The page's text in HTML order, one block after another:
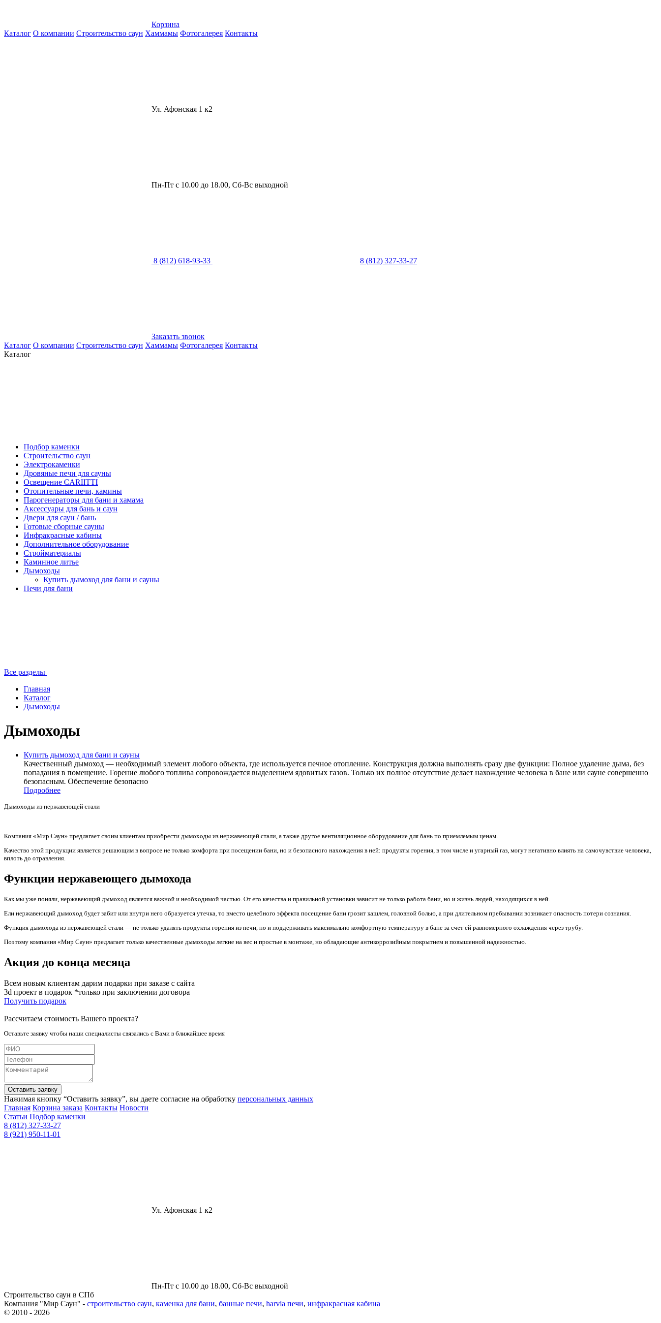
Корзина
Каталог О компании Строительство саун Хаммамы Фотогалерея Контакты
Ул. Афонская 1 к2
Пн-Пт с 10.00 до 18.00, Сб-Вс выходной
8 (812) 618-93-33 8 (812) 327-33-27
Заказать звонок
Каталог О компании Строительство саун Хаммамы Фотогалерея Контакты
Каталог
Подбор каменки
Строительство саун
Электрокаменки
Дровяные печи для сауны
Освещение CARIITTI
Отопительные печи, камины
Парогенераторы для бани и хамама
Аксессуары для бань и саун
Двери для саун / бань
Готовые сборные сауны
Инфракрасные кабины
Дополнительное оборудование
Стройматериалы
Каминное литье
Дымоходы
Купить дымоход для бани и сауны
Печи для бани
Все разделы
Главная
Каталог
Дымоходы
Дымоходы
Купить дымоход для бани и сауны
Качественный дымоход — необходимый элемент любого объекта, где используется печное отопление. Конструкция должна выполнять сразу две функции: Полное удаление дыма, без
попадания в помещение. Горение любого топлива сопровождается выделением ядовитых газов. Только их полное отсутствие делает нахождение человека в бане или сауне совершенно
безопасным. Обеспечение безопасно
Подробнее
Дымоходы из нержавеющей стали
Компания «Мир Саун» предлагает своим клиентам приобрести дымоходы из нержавеющей стали, а также другое вентиляционное оборудование для бань по приемлемым ценам.
Качество этой продукции является решающим в вопросе не только комфорта при посещении бани, но и безопасного нахождения в ней: продукты горения, в том числе и угарный газ, могут негативно влиять на самочувствие человека,
вплоть до отравления.
Функции нержавеющего дымохода
Как мы уже поняли, нержавеющий дымоход является важной и необходимой частью. От его качества и правильной установки зависит не только работа бани, но и жизнь людей, находящихся в ней.
Ели нержавеющий дымоход будет забит или внутри него образуется утечка, то вместо целебного эффекта посещение бани грозит кашлем, головной болью, а при длительном пребывании возникает опасность потери сознания.
Функция дымохода из нержавеющей стали — не только удалять продукты горения из печи, но и поддерживать максимально комфортную температуру в бане за счет ей равномерного охлаждения через трубу.
Поэтому компания «Мир Саун» предлагает только качественные дымоходы легкие на вес и простые в монтаже, но обладающие антикоррозийным покрытием и повышенной надежностью.
Акция до конца месяца
Всем новым клиентам дарим подарки при заказе с сайта
3d проект в подарок *только при заключении договора
Получить подарок
Рассчитаем стоимость Вашего проекта?
Оставьте заявку чтобы наши специалисты связались с Вами в ближайшее время
Оставить заявку
Нажимая кнопку “Оставить заявку”, вы даете согласие на обработку персональных данных
Главная Корзина заказа Контакты Новости
Статьи Подбор каменки
8 (812) 327-33-27
8 (921) 950-11-01
Ул. Афонская 1 к2
Пн-Пт с 10.00 до 18.00, Сб-Вс выходной
Строительство саун в СПб
Компания "Мир Саун" - строительство саун, каменка для бани, банные печи, harvia печи, инфракрасная кабина
© 2010 - 2026